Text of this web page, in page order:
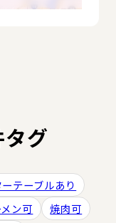
グ
テーブルあり
ン可
焼肉可